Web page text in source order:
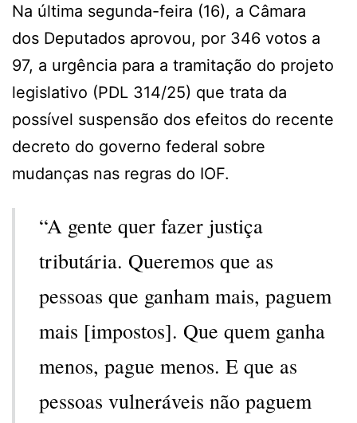
Na última segunda-feira (16), a Câmara
dos Deputados aprovou, por 346 votos a
97, a urgência para a tramitação do projeto
legislativo (PDL 314/25) que trata da
possível suspensão dos efeitos do recente
decreto do governo federal sobre
mudanças nas regras do IOF.
“A gente quer fazer justiça
tributária. Queremos que as
pessoas que ganham mais, paguem
mais [impostos]. Que quem ganha
menos, pague menos. E que as
pessoas vulneráveis não paguem